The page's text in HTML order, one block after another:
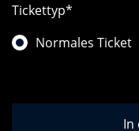
Tickettyp*
Normales Ticket